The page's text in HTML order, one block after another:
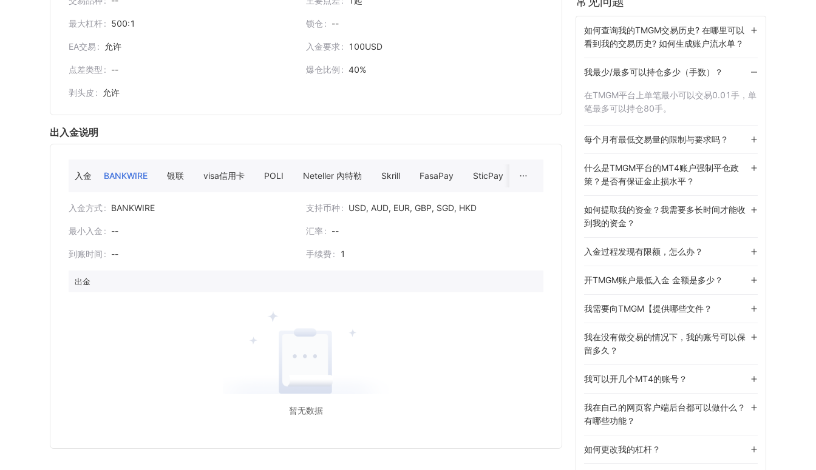
最大杠杆 500:1 锁仓 --
EA交易 允许 入金要求 100USD
点差类型 -- 爆仓比例 40%
剥头皮 允许
出入金说明
入金 BANKWIRE 银联 visa信用卡 POLI Neteller 內特勒 Skrill FasaPay SticPay PAYTRUST
入金方式 BANKWIRE 支持币种 USD, AUD, EUR, GBP, SGD, HKD
最小入金 -- 汇率 --
到账时间 -- 手续费 1
出金
暂无数据
如何查询我的TMGM交易历史? 在哪里可以
看到我的交易历史? 如何生成账户流水单？
我最少/最多可以持仓多少（手数）？
在TMGM平台上单笔最小可以交易0.01手，单
笔最多可以持仓80手。
每个月有最低交易量的限制与要求吗？
什么是TMGM平台的MT4账户强制平仓政
策？是否有保证金止损水平？
如何提取我的资金？我需要多长时间才能收
到我的资金？
入金过程发现有限额，怎么办？
开TMGM账户最低入金 金额是多少？
我需要向TMGM【提供哪些文件？
我在没有做交易的情况下，我的账号可以保
留多久？
我可以开几个MT4的账号？
我在自己的网页客户端后台都可以做什么？
有哪些功能？
如何更改我的杠杆？